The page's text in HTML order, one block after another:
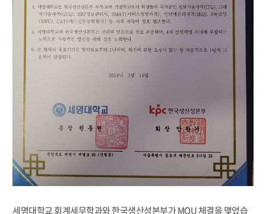
세명대학교 회계세무학과와 한국생산성본부가 MOU 체결을 맺었습